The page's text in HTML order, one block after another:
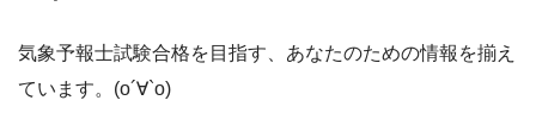
気象予報士試験合格を目指す、あなたのための情報を揃え
ています。(о´∀`о)